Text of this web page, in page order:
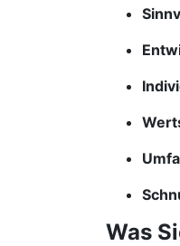
Was